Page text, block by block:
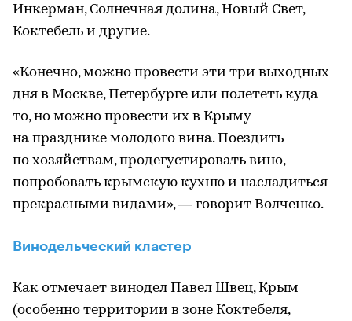
Инкерман, Солнечная долина, Новый Свет,
Коктебель и другие.
«Конечно, можно провести эти три выходных
дня в Москве, Петербурге или полететь куда-
то, но можно провести их в Крыму
на празднике молодого вина. Поездить
по хозяйствам, продегустировать вино,
попробовать крымскую кухню и насладиться
прекрасными видами», — говорит Волченко.
Винодельческий кластер
Как отмечает винодел Павел Швец, Крым
(особенно территории в зоне Коктебеля,